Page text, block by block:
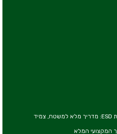
איך מקימים עמדת עבודה מוגנת ESD: מדריך מלא למשטח, צמיד
המקצועי המלא